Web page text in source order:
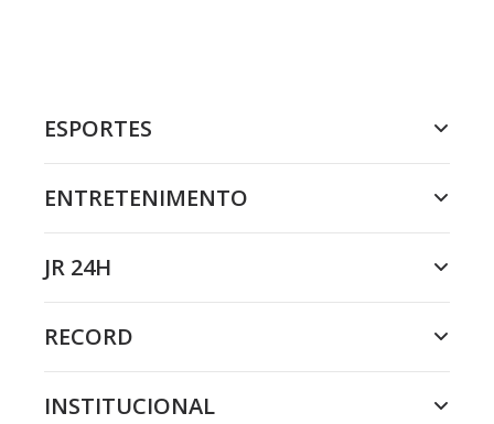
ESPORTES
ENTRETENIMENTO
JR 24H
RECORD
INSTITUCIONAL